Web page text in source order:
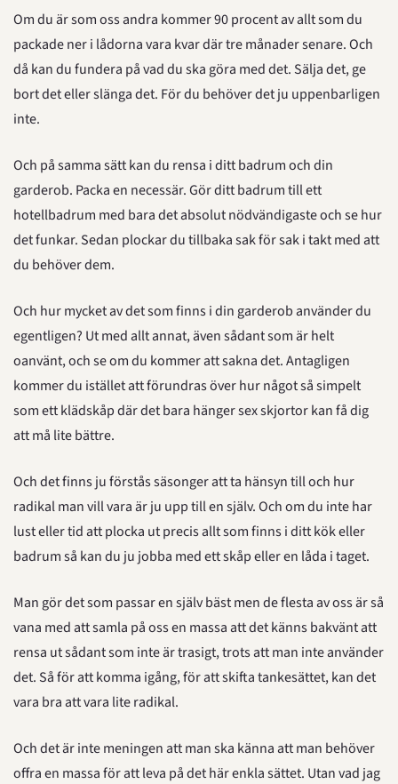
Om du är som oss andra kommer 90 procent av allt som du
packade ner i lådorna vara kvar där tre månader senare. Och
då kan du fundera på vad du ska göra med det. Sälja det, ge
bort det eller slänga det. För du behöver det ju uppenbarligen
inte.
Och på samma sätt kan du rensa i ditt badrum och din
garderob. Packa en necessär. Gör ditt badrum till ett
hotellbadrum med bara det absolut nödvändigaste och se hur
det funkar. Sedan plockar du tillbaka sak för sak i takt med att
du behöver dem.
Och hur mycket av det som finns i din garderob använder du
egentligen? Ut med allt annat, även sådant som är helt
oanvänt, och se om du kommer att sakna det. Antagligen
kommer du istället att förundras över hur något så simpelt
som ett klädskåp där det bara hänger sex skjortor kan få dig
att må lite bättre.
Och det finns ju förstås säsonger att ta hänsyn till och hur
radikal man vill vara är ju upp till en själv. Och om du inte har
lust eller tid att plocka ut precis allt som finns i ditt kök eller
badrum så kan du ju jobba med ett skåp eller en låda i taget.
Man gör det som passar en själv bäst men de flesta av oss är så
vana med att samla på oss en massa att det känns bakvänt att
rensa ut sådant som inte är trasigt, trots att man inte använder
det. Så för att komma igång, för att skifta tankesättet, kan det
vara bra att vara lite radikal.
Och det är inte meningen att man ska känna att man behöver
offra en massa för att leva på det här enkla sättet. Utan vad jag